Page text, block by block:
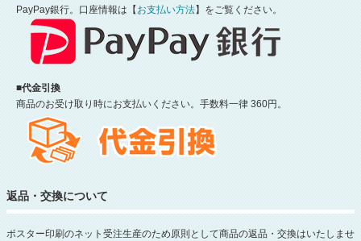
PayPay銀行。口座情報は【 お支払い方法】をご覧ください。
■代金引換
商品のお受け取り時にお支払いください。手数料一律 360円。
返品・交換について
ポスター印刷のネット受注生産のため原則として商品の返品・交換はいたしませ